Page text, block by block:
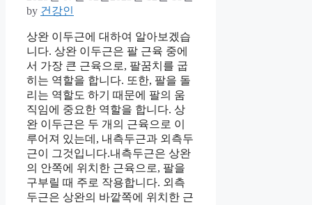
by 건강인
상완 이두근에 대하여 알아보겠습
니다. 상완 이두근은 팔 근육 중에
서 가장 큰 근육으로, 팔꿈치를 굽
히는 역할을 합니다. 또한, 팔을 돌
리는 역할도 하기 때문에 팔의 움
직임에 중요한 역할을 합니다. 상
완 이두근은 두 개의 근육으로 이
루어져 있는데, 내측두근과 외측두
근이 그것입니다.내측두근은 상완
의 안쪽에 위치한 근육으로, 팔을
구부릴 때 주로 작용합니다. 외측
두근은 상완의 바깥쪽에 위치한 근